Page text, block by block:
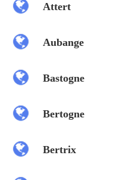
Attert
Aubange
Bastogne
Bertogne
Bertrix